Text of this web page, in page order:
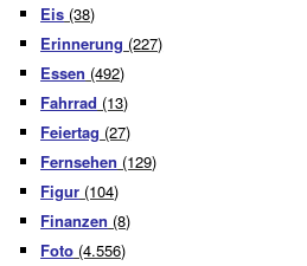
Eis (38)
Erinnerung (227)
Essen (492)
Fahrrad (13)
Feiertag (27)
Fernsehen (129)
Figur (104)
Finanzen (8)
Foto (4.556)